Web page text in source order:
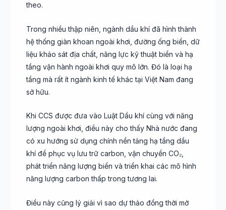
theo.
Trong nhiều thập niên, ngành dầu khí đã hình thành
hệ thống giàn khoan ngoài khơi, đường ống biển, dữ
liệu khảo sát địa chất, năng lực kỹ thuật biển và hạ
tầng vận hành ngoài khơi quy mô lớn. Đó là loại hạ
tầng mà rất ít ngành kinh tế khác tại Việt Nam đang
sở hữu.
Khi CCS được đưa vào Luật Dầu khí cùng với năng
lượng ngoài khơi, điều này cho thấy Nhà nước đang
có xu hướng sử dụng chính nền tảng hạ tầng dầu
khí để phục vụ lưu trữ carbon, vận chuyển CO₂,
phát triển năng lượng biển và triển khai các mô hình
năng lượng carbon thấp trong tương lai.
Điều này cũng lý giải vì sao dự thảo đồng thời mở